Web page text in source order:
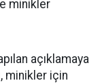
minikler
açıklamaya
minikler için